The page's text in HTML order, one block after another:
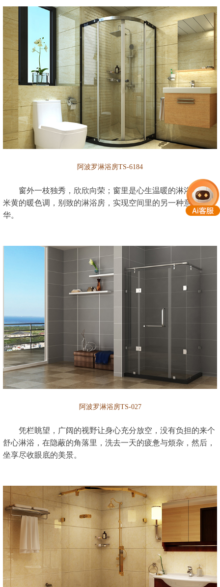
阿波罗淋浴房TS-6184
窗外一枝独秀，欣欣向荣；窗里是心生温暖的淋浴环境，
米黄的暖色调，别致的淋浴房，实现空间里的另一种意境升
华。
阿波罗淋浴房TS-027
凭栏眺望，广阔的视野让身心充分放空，没有负担的来个
舒心淋浴，在隐蔽的角落里，洗去一天的疲惫与烦杂，然后，
坐享尽收眼底的美景。